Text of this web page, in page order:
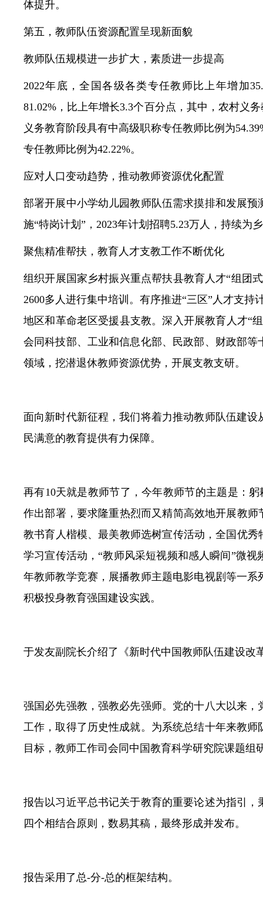
体提升。
第五，教师队伍资源配置呈现新面貌
教师队伍规模进一步扩大，素质进一步提高
2022年底，全国各级各类专任教师比上年增加
81.02%，比上年增长3.3个百分点，其中，农村义
义务教育阶段具有中高级职称专任教师比例为
专任教师比例为42.22%。
应对人口变动趋势，推动教师资源优化配置
部署开展中小学幼儿园教师队伍需求摸排和发展
施“特岗计划”，2023年计划招聘5.23万人，持续为
聚焦精准帮扶，教育人才支教工作不断优化
组织开展国家乡村振兴重点帮扶县教育人才“组团
2600多人进行集中培训。有序推进“三区”人才支
地区和革命老区受援县支教。深入开展教育人才“
会同科技部、工业和信息化部、民政部、财政部
领域，挖潜退休教师资源优势，开展支教支研。
面向新时代新征程，我们将着力推动教师队伍建
民满意的教育提供有力保障。
再有10天就是教师节了，今年教师节的主题是：
作出部署，要求隆重热烈而又精简高效地开展教
教书育人楷模、最美教师选树宣传活动，全国优
学习宣传活动，“教师风采短视频和感人瞬间”微
年教师教学竞赛，展播教师主题电影电视剧等一
积极投身教育强国建设实践。
于发友副院长介绍了《新时代中国教师队伍建设
强国必先强教，强教必先强师。党的十八大以来
工作，取得了历史性成就。为系统总结十年来教
目标，教师工作司会同中国教育科学研究院课题组
报告以习近平总书记关于教育的重要论述为指引
四个相结合原则，数易其稿，最终形成并发布。
报告采用了总-分-总的框架结构。